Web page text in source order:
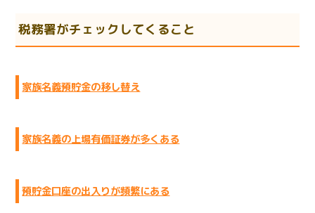
税務署がチェックしてくること
家族名義預貯金の移し替え
家族名義の上場有価証券が多くある
預貯金口座の出入りが頻繁にある